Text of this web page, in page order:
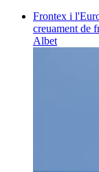
Frontex i
creuament de
Albet